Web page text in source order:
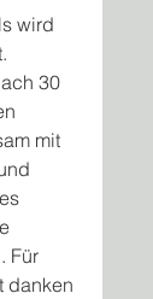
wird
30
mit
Für
danken